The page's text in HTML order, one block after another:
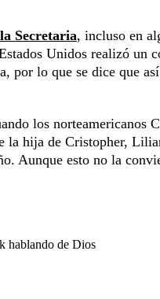
Secretaria, incluso en
Unidos realizó un
por lo que se dice que
los norteamericanos
la hija de Cristopher,
Aunque esto no la
hablando de Dios